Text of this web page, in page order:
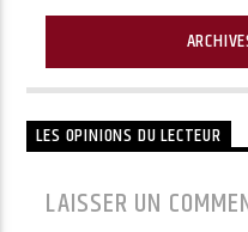
LES OPINIONS DU LECTEUR
LAISSER UN